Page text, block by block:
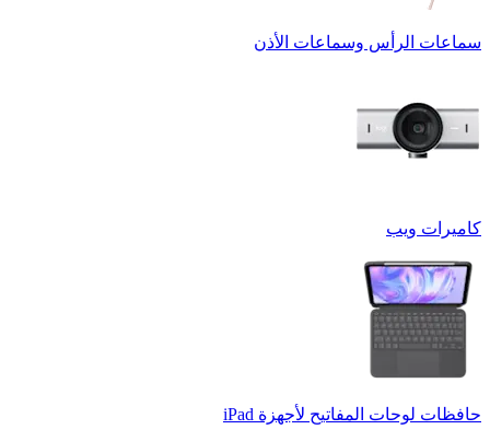
سماعات الرأس وسماعات الأذن
كاميرات ويب
حافظات لوحات المفاتيح لأجهزة ‏iPad